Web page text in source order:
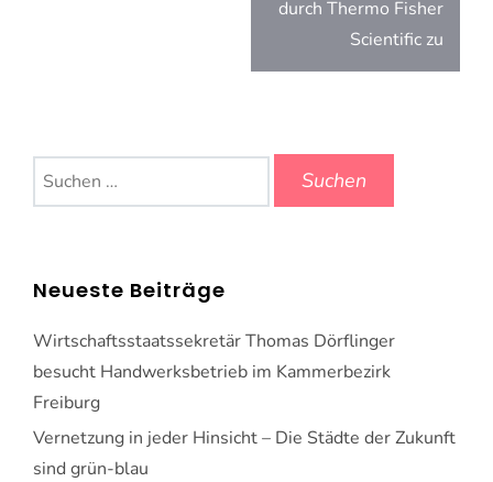
durch Thermo Fisher
Scientific zu
Suchen
nach:
Neueste Beiträge
Wirtschaftsstaatssekretär Thomas Dörflinger
besucht Handwerksbetrieb im Kammerbezirk
Freiburg
Vernetzung in jeder Hinsicht – Die Städte der Zukunft
sind grün-blau